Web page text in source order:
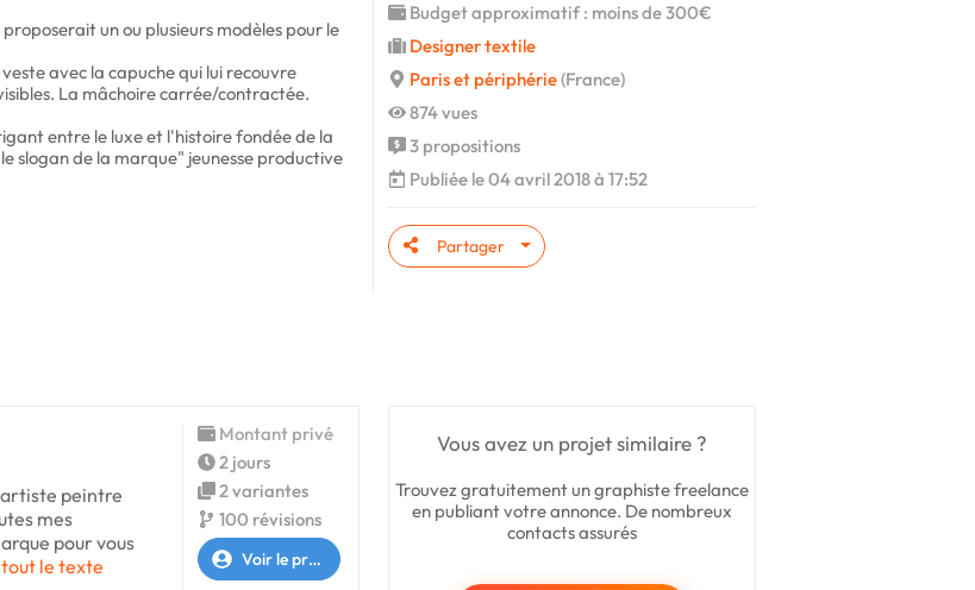
un ou plusieurs modèles pour le
avec la capuche qui lui recouvre
La mâchoire carrée/contractée.
entre le luxe et l'histoire fondée de la
slogan de la marque" jeunesse productive
Budget approximatif : moins de 300€
Designer textile
Paris et périphérie(France)
874 vues
3 propositions
Publiée le 04 avril 2018 à 17:52
Partager
Vous avez un projet similaire ?
Trouvez gratuitement un graphiste freelance
en publiant votre annonce. De nombreux
contacts assurés
peintre
mes
pour vous
le texte
Montant privé
2 jours
2 variantes
100 révisions
Voir le profil